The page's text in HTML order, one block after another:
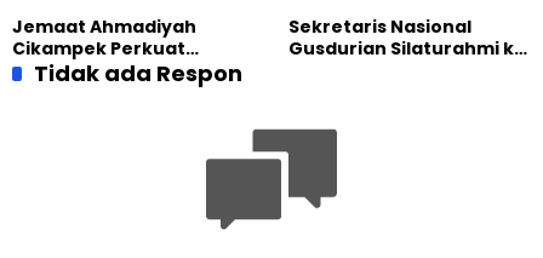
Generasi Unggul
Jemaat Ahmadiyah
Cikampek Perkuat
Komitmen Bangun Masjid
Sekretaris Nasional
Gusdurian Silaturahmi ke
Tidak ada Respon